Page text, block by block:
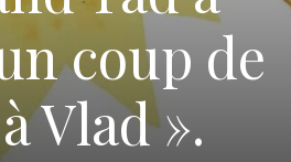
coup de
Vlad ».